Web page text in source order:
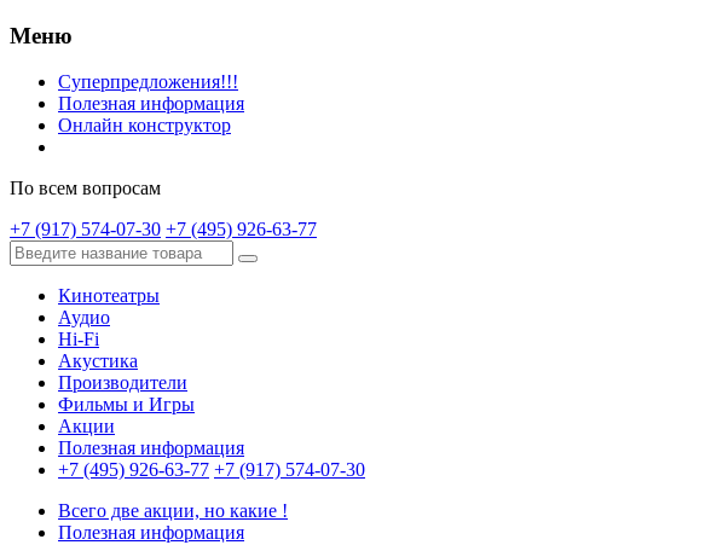
Меню
Суперпредложения!!!
Полезная информация
Онлайн конструктор
По всем вопросам
+7 (917) 574-07-30 +7 (495) 926-63-77
Кинотеатры
Аудио
Hi-Fi
Акустика
Производители
Фильмы и Игры
Акции
Полезная информация
+7 (495) 926-63-77 +7 (917) 574-07-30
Всего две акции, но какие !
Полезная информация